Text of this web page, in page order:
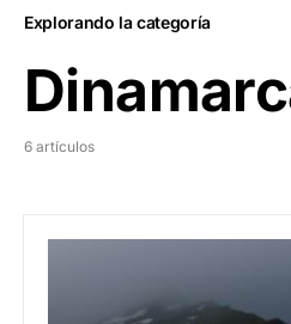
Explorando la categoría
6 artículos